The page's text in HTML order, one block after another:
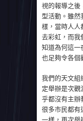
視的報導之後
型活動。雖然
樣，當時人人
去彩虹，而我
知道為何這一
也足夠令各個
我們的天文組
定舉辦是次觀
乎都沒有主辦
很多市民都有